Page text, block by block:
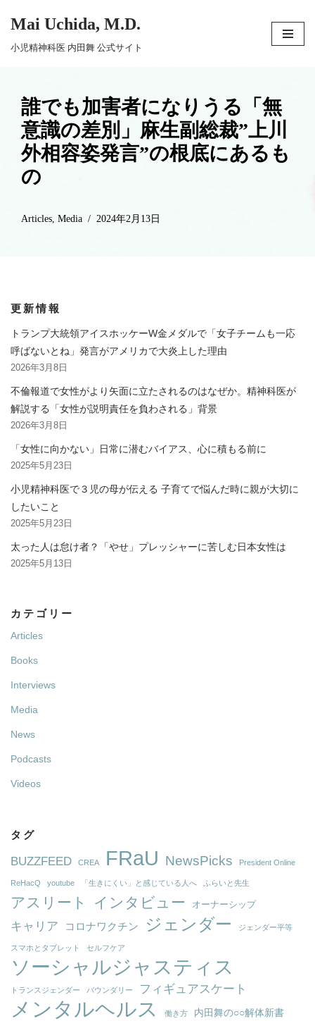
ン
ツ
へ
ス
Mai Uchida, M.D.
小児精神科医 内田舞 公式サイト
誰でも加害者になりうる「無
意識の差別」麻生副総裁”上川
外相容姿発言”の根底にあるも
の
Articles Media 2024年2月13日
更新情報
トランプ大統領アイスホッケーW金メダルで「女子チームも一応
呼ばないとね」発言がアメリカで大炎上した理由
2026年3月8日
不倫報道で女性がより矢面に立たされるのはなぜか。精神科医が
解説する「女性が説明責任を負わされる」背景
2026年3月8日
「女性に向かない」日常に潜むバイアス、心に積もる前に
2025年5月23日
小児精神科医で３児の母が伝える 子育てで悩んだ時に親が大切に
したいこと
2025年5月23日
太った人は怠け者？「やせ」プレッシャーに苦しむ日本女性は
2025年5月13日
カテゴリー
Articles
Books
Interviews
Media
News
Podcasts
Videos
タグ
BUZZFEED CREA FRaU NewsPicks President Online
ReHacQ youtube 「生きにくい」と感じている人へ ふらいと先生
アスリート インタビュー オーナーシップ
キャリア コロナワクチン ジェンダー ジェンダー平等
スマホとタブレット セルフケア
ソーシャルジャスティス
トランスジェンダー バウンダリー フィギュアスケート
メンタルヘルス 働き方 内田舞の○○解体新書